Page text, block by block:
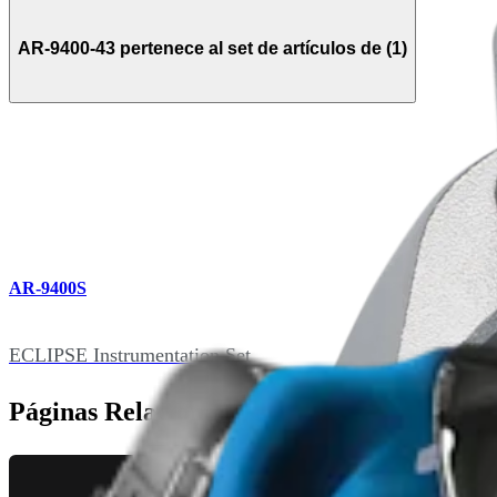
AR-9400-43 pertenece al set de artículos de (1)
AR-9400S
ECLIPSE Instrumentation Set
Páginas Relacionadas